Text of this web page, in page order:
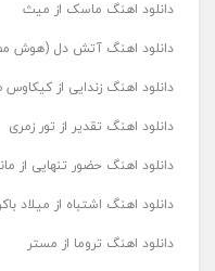
دانلود اهنگ ماسک از میث
دانلود اهنگ آتش دل (هوش
دانلود اهنگ زندایی از
دانلود اهنگ تقدیر از تور زمری
دانلود اهنگ حضور تنهایی از
دانلود اهنگ اشتباه از میلاد
دانلود اهنگ تروما از مستر